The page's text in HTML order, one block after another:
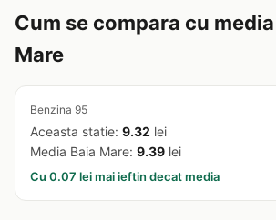
Cum se compara cu
Mare
Benzina 95
Aceasta statie: 9.32 lei
Media Baia Mare: 9.39 lei
Cu 0.07 lei mai ieftin decat media